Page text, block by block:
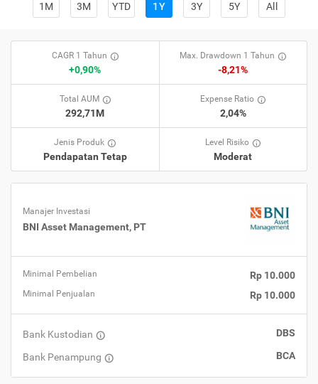
1M 3M YTD 1Y 3Y 5Y All
CAGR 1 Tahun
+0,90%
Max. Drawdown 1 Tahun
-8,21%
Total AUM
292,71M
Expense Ratio
2,04%
Jenis Produk
Pendapatan Tetap
Level Risiko
Moderat
Manajer Investasi
BNI Asset Management, PT
Minimal Pembelian Rp 10.000
Minimal Penjualan Rp 10.000
Bank Kustodian DBS
Bank Penampung BCA